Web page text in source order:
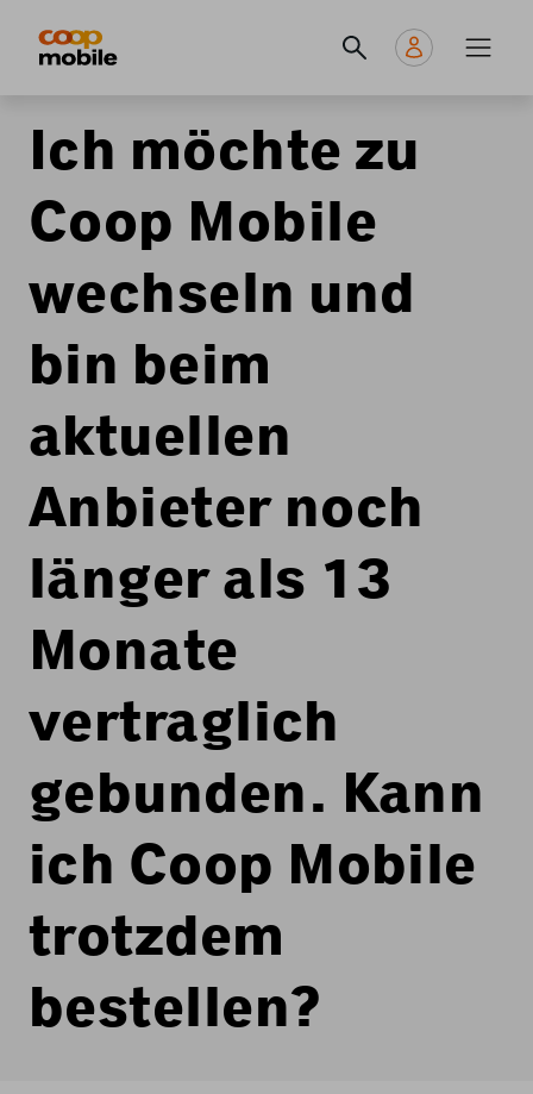
principale
Ich möchte zu
Coop Mobile
wechseln und
bin beim
aktuellen
Anbieter noch
länger als 13
Monate
vertraglich
gebunden. Kann
ich Coop Mobile
trotzdem
bestellen?